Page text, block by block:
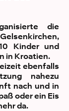
die
Kinder und
in Kroatien.
ebenfalls
nahezu
nach und in
oder ein Eis
da.